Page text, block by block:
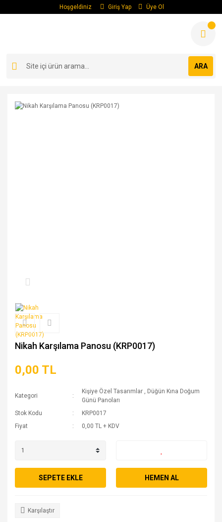
Hoşgeldiniz Giriş Yap Üye Ol
ARA
Nikah Karşılama Panosu (KRP0017)
0,00 TL
Kategori
Kişiye Özel Tasarımlar , Düğün Kına Doğum
Günü Panoları
Stok Kodu
KRP0017
Fiyat
0,00 TL + KDV
SEPETE EKLE HEMEN AL
Karşılaştır